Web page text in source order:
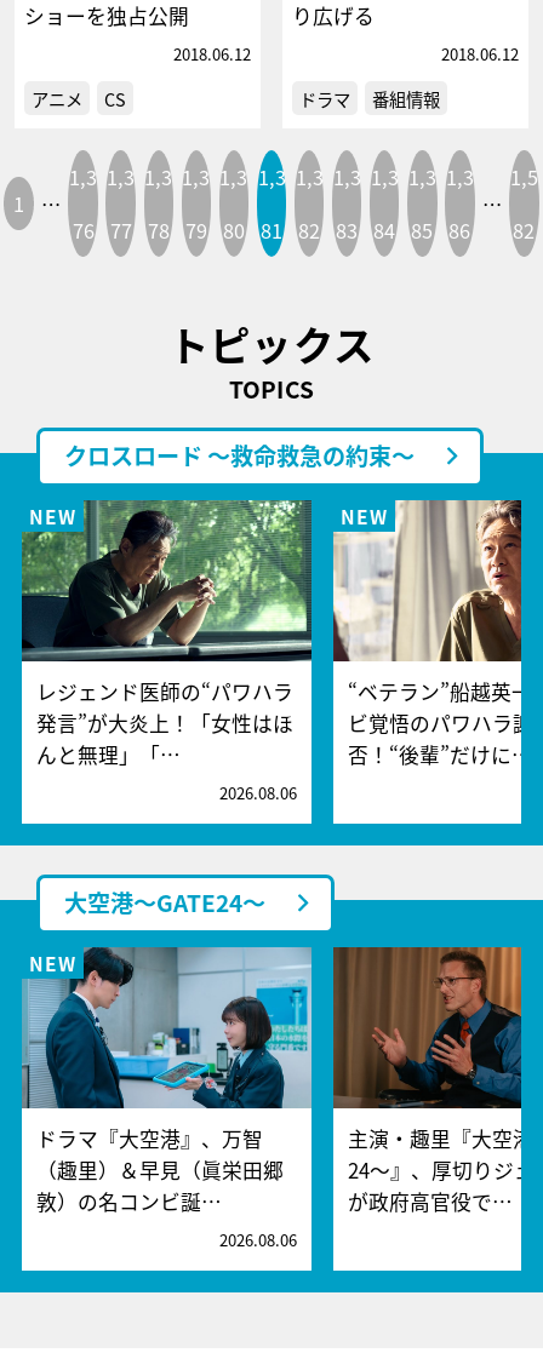
ショーを独占公開
2018.06.12
アニメ CS
り広げる
2018.06.12
ドラマ 番組情報
1 …
1,3
76
1,3
77
1,3
78
1,3
79
1,3
80
1,3
81
1,3
82
1,3
83
1,3
84
1,3
85
1,3
86
…
1,5
82
トピックス
TOPICS
クロスロード ～救命救急の約束～
レジェンド医師の“パワハラ
発言”が大炎上！「女性はほ
んと無理」「…
2026.08.06
“ベテラン”船越英一
ビ覚悟のパワハラ謝
否！“後輩”だけに…
大空港～GATE24～
ドラマ『大空港』、万智
（趣里）＆早見（眞栄田郷
敦）の名コンビ誕…
2026.08.06
主演・趣里『大空港
24～』、厚切りジェ
が政府高官役で…